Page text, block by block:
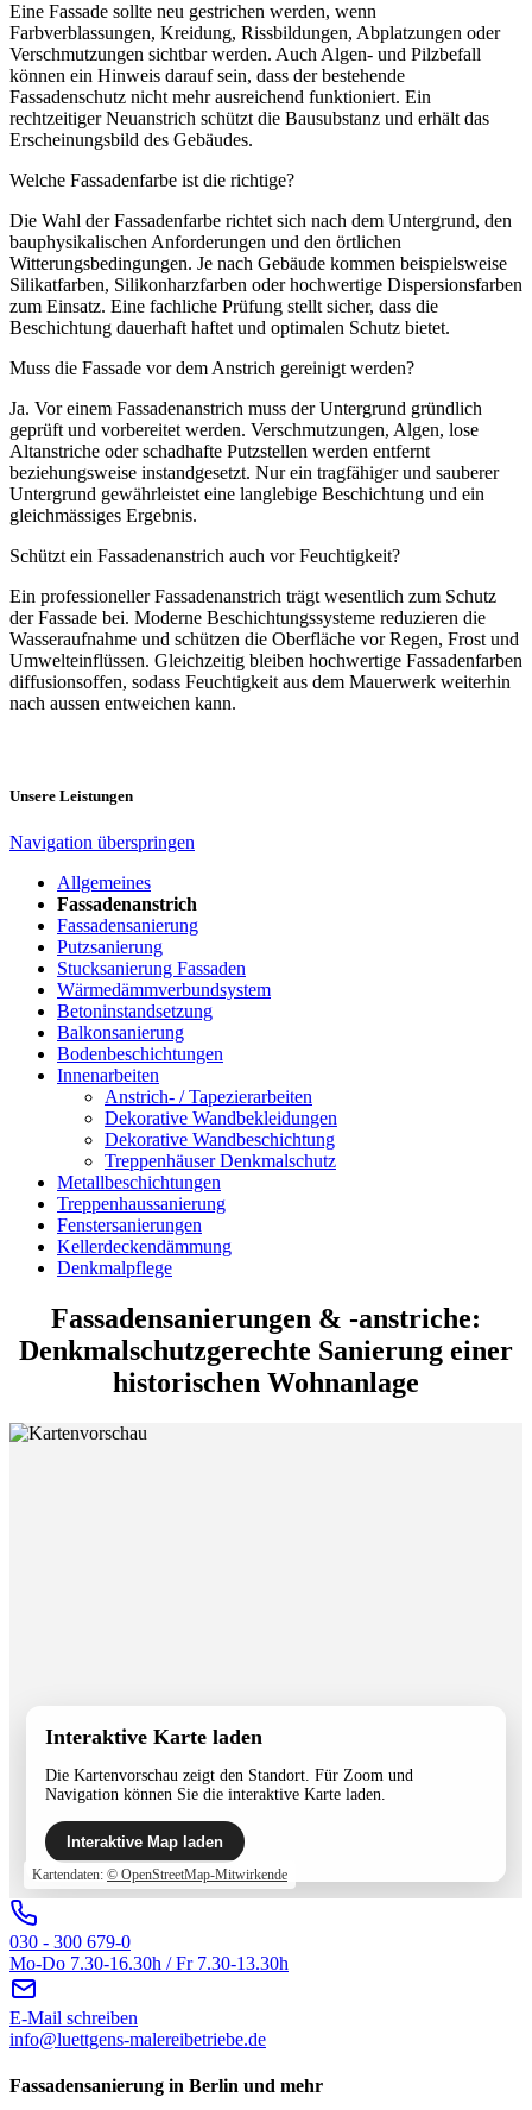
Eine Fassade sollte neu gestrichen werden, wenn
Farbverblassungen, Kreidung, Rissbildungen, Abplatzungen oder
Verschmutzungen sichtbar werden. Auch Algen- und Pilzbefall
können ein Hinweis darauf sein, dass der bestehende
Fassadenschutz nicht mehr ausreichend funktioniert. Ein
rechtzeitiger Neuanstrich schützt die Bausubstanz und erhält das
Erscheinungsbild des Gebäudes.
Welche Fassadenfarbe ist die richtige?
Die Wahl der Fassadenfarbe richtet sich nach dem Untergrund, den
bauphysikalischen Anforderungen und den örtlichen
Witterungsbedingungen. Je nach Gebäude kommen beispielsweise
Silikatfarben, Silikonharzfarben oder hochwertige Dispersionsfarben
zum Einsatz. Eine fachliche Prüfung stellt sicher, dass die
Beschichtung dauerhaft haftet und optimalen Schutz bietet.
Muss die Fassade vor dem Anstrich gereinigt werden?
Ja. Vor einem Fassadenanstrich muss der Untergrund gründlich
geprüft und vorbereitet werden. Verschmutzungen, Algen, lose
Altanstriche oder schadhafte Putzstellen werden entfernt
beziehungsweise instandgesetzt. Nur ein tragfähiger und sauberer
Untergrund gewährleistet eine langlebige Beschichtung und ein
gleichmässiges Ergebnis.
Schützt ein Fassadenanstrich auch vor Feuchtigkeit?
Ein professioneller Fassadenanstrich trägt wesentlich zum Schutz
der Fassade bei. Moderne Beschichtungssysteme reduzieren die
Wasseraufnahme und schützen die Oberfläche vor Regen, Frost und
Umwelteinflüssen. Gleichzeitig bleiben hochwertige Fassadenfarben
diffusionsoffen, sodass Feuchtigkeit aus dem Mauerwerk weiterhin
nach aussen entweichen kann.
Unsere Leistungen
Navigation überspringen
Allgemeines
Fassadenanstrich
Fassadensanierung
Putzsanierung
Stucksanierung Fassaden
Wärmedämmverbundsystem
Betoninstandsetzung
Balkonsanierung
Bodenbeschichtungen
Innenarbeiten
Anstrich- / Tapezierarbeiten
Dekorative Wandbekleidungen
Dekorative Wandbeschichtung
Treppenhäuser Denkmalschutz
Metallbeschichtungen
Treppenhaussanierung
Fenstersanierungen
Kellerdeckendämmung
Denkmalpflege
Fassadensanierungen & -anstriche:
Denkmalschutzgerechte Sanierung einer
historischen Wohnanlage
Interaktive Karte laden
Die Kartenvorschau zeigt den Standort. Für Zoom und
Navigation können Sie die interaktive Karte laden.
Interaktive Map laden
Kartendaten: © OpenStreetMap-Mitwirkende
030 - 300 679-0
Mo-Do 7.30-16.30h / Fr 7.30-13.30h
E-Mail schreiben
info@luettgens-malereibetriebe.de
Fassadensanierung in Berlin und mehr